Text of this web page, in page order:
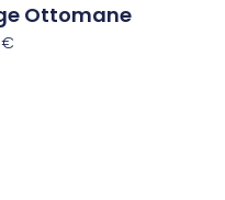
Ottomane
€